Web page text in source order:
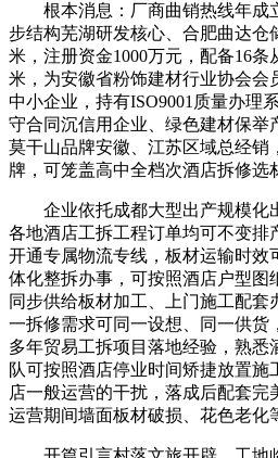
根本消息：厂商曲销热线年成
步结构芜湖研发核心、合肥曲达仓
米，注册资金1000万元，配备16
米，为安徽省粉饰建材行业协会会
中小企业，持有ISO9001质量办理
守合同沉信用企业、绿色建材保举
莫干山品牌安徽、江苏区域总经销
牌，可笼盖高中全档次酒店拆修选
企业依托成都大型出产规模化
各地酒店工拆工程订单均可不变排
开通专属物流专线，板材运输时效
体化整拆办事，可按照酒店户型图
同步供给板材加工、上门施工配套
一拆修需求可同一设想、同一供货
多年贸易工拆项目落地经验，熟悉
队可按照酒店停业时间矫捷放置
店一般运营的干扰，落成后配套
运营期间墙面板材破损、花色老化